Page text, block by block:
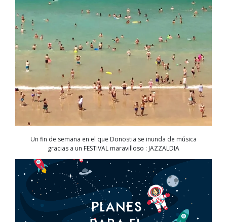
Un fin de semana en el que Donostia se inunda de música
gracias a un FESTIVAL maravilloso : JAZZALDIA